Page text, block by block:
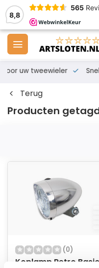
8,8
565
voor uw tweewieler
Terug
Producten
(0)
Koplamp Retro Basic